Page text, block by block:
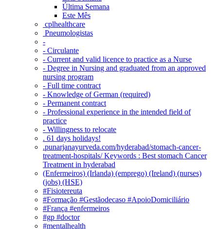
Última Semana
Este Mês
‎ cplhealthcare‬
Pneumologistas
-
- Circulante
- Current and valid licence to practice as a Nurse
- Degree in Nursing and graduated from an approved
nursing program
- Full time contract
- Knowledge of German (required)
- Permanent contract
- Professional experience in the intended field of
practice
- Willingness to relocate
. 61 days holidays!
.punarjanayurveda.com/hyderabad/stomach-cancer-
treatment-hospitals/ Keywords : Best stomach Cancer
Treatment in hyderabad
(Enfermeiros) (Irlanda) (emprego) (Ireland) (nurses)
(jobs) (HSE)
#Fisiotereuta
#Formação #Gestãodecaso #ApoioDomiciliário
#França #enfermeiros
#gp #doctor
#mentalhealth